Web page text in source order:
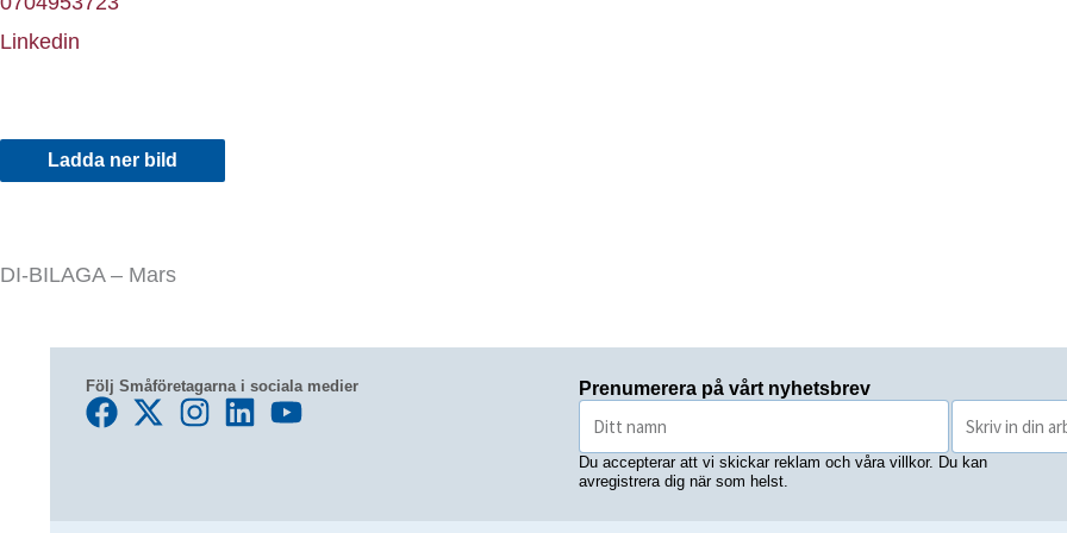
Linkedin
Ladda ner bild
DI-BILAGA – Mars
Följ Småföretagarna i sociala medier
Prenumerera på vårt nyhetsbrev
Du accepterar att vi skickar reklam och våra villkor. Du kan
avregistrera dig när som helst.